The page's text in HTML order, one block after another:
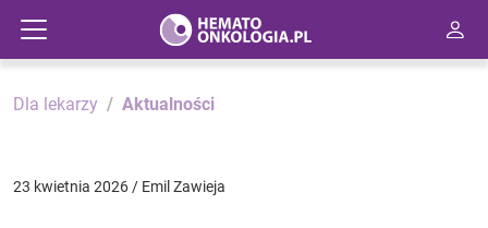
Dla lekarzy Aktualności
23 kwietnia 2026 / Emil Zawieja